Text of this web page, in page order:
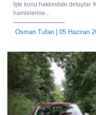
İşte konu hakkındaki detaylar.
hamlelerine...
Osman Tufan | 05 Haziran